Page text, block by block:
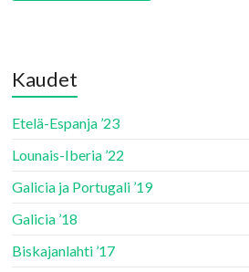
Kaudet
Etelä-Espanja ’23
Lounais-Iberia ’22
Galicia ja Portugali ’19
Galicia ’18
Biskajanlahti ’17